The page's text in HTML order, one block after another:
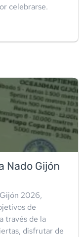
celebrarse.
Nado Gijón
2026,
de
través de la
disfrutar de